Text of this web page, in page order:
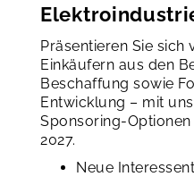
Präsentieren Sie sich
Einkäufern aus den
Beschaffung sowie
Entwicklung – mit
Sponsoring-
2027.
Neue